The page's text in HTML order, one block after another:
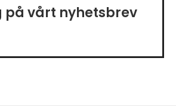
på vårt nyhetsbrev